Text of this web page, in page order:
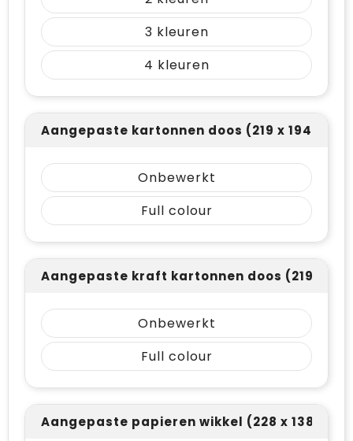
3
4
Aangepaste kartonnen doos (219 x 194)
Onbewerkt
Full colour
Aangepaste kraft kartonnen doos (219 x
Onbewerkt
Full colour
Aangepaste papieren wikkel (228 x 138)